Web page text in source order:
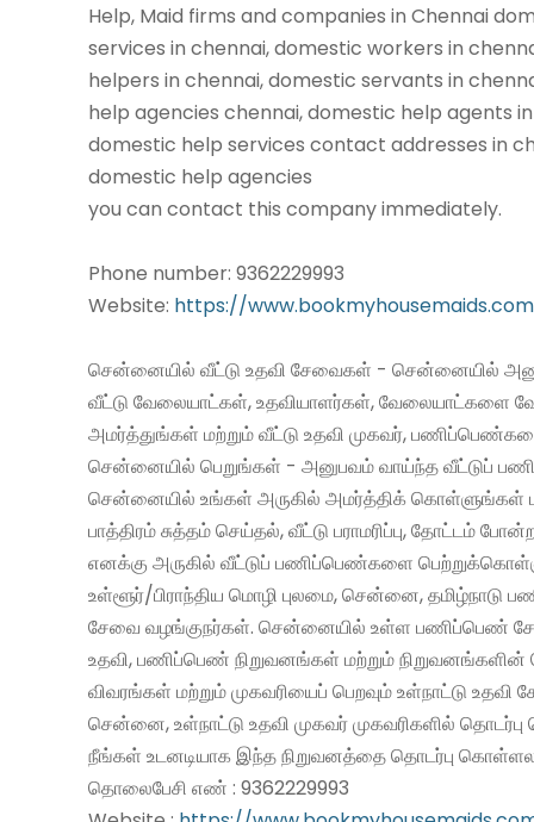
Help, Maid firms and companies in Chennai
services in chennai, domestic workers in
helpers in chennai, domestic servants in
help agencies chennai, domestic help agents
domestic help services contact addresses in
domestic help agencies
you can contact this company immediately.
Phone number: 9362229993
Website: https://
சென்னையில் வீட்டு உதவி சேவைகள் - சென்னையில்
வீட்டு வேலையாட்கள், உதவியாளர்கள், வேலையாட்களை
அமர்த்துங்கள் மற்றும் வீட்டு உதவி முகவர்,
சென்னையில் பெறுங்கள் - அனுபவம் வாய்ந்த வீட்டுப்
சென்னையில் உங்கள் அருகில் அமர்த்திக் கொள்ளுங்கள்
பாத்திரம் சுத்தம் செய்தல், வீட்டு பராமரிப்பு, தோட்டம்
எனக்கு அருகில் வீட்டுப் பணிப்பெண்களை
உள்ளூர்/பிராந்திய மொழி புலமை, சென்னை, தமிழ்நாடு
சேவை வழங்குநர்கள். சென்னையில் உள்ள பணிப்பெண்
உதவி, பணிப்பெண் நிறுவனங்கள் மற்றும் நிறுவனங்களின்
விவரங்கள் மற்றும் முகவரியைப் பெறவும் உள்நாட்டு உதவி
சென்னை, உள்நாட்டு உதவி முகவர் முகவரிகளில்
நீங்கள் உடனடியாக இந்த நிறுவனத்தை தொடர்பு
தொலைபேசி எண் : 9362229993